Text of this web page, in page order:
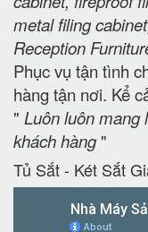
metal filing
Reception
Phục vụ tận tình
hàng tận nơi. Kể
" Luôn luôn mang
khách hàng"
Tủ Sắt - Két Sắt